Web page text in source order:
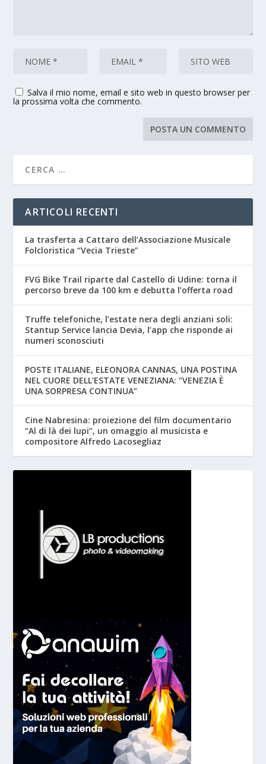
Salva il mio nome, email e sito web in questo browser per
la prossima volta che commento.
ARTICOLI RECENTI
La trasferta a Cattaro dell’Associazione Musicale
Folcloristica “Vecia Trieste”
FVG Bike Trail riparte dal Castello di Udine: torna il
percorso breve da 100 km e debutta l’offerta road
Truffe telefoniche, l’estate nera degli anziani soli:
Stantup Service lancia Devia, l’app che risponde ai
numeri sconosciuti
POSTE ITALIANE, ELEONORA CANNAS, UNA POSTINA
NEL CUORE DELL’ESTATE VENEZIANA: “VENEZIA È
UNA SORPRESA CONTINUA”
Cine Nabresina: proiezione del film documentario
“Al di là dei lupi”, un omaggio al musicista e
compositore Alfredo Lacosegliaz